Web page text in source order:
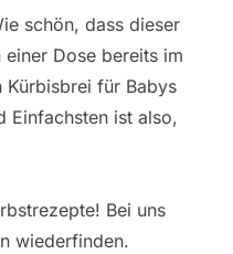
schön, dass dieser
Dose bereits im
Kürbisbrei für Babys
Einfachsten ist also,
Bei uns
wiederfinden.